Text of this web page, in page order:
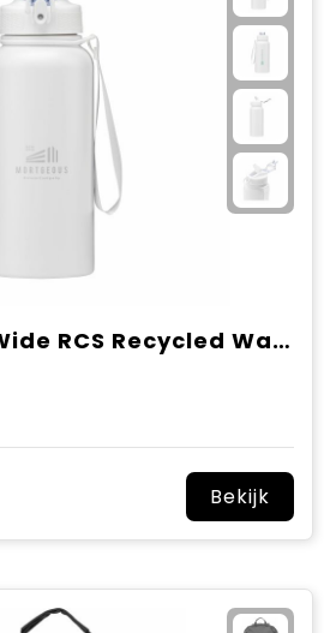
AquaSteel XL Wide RCS Recycled Water Bottle 900 ml
Bekijk